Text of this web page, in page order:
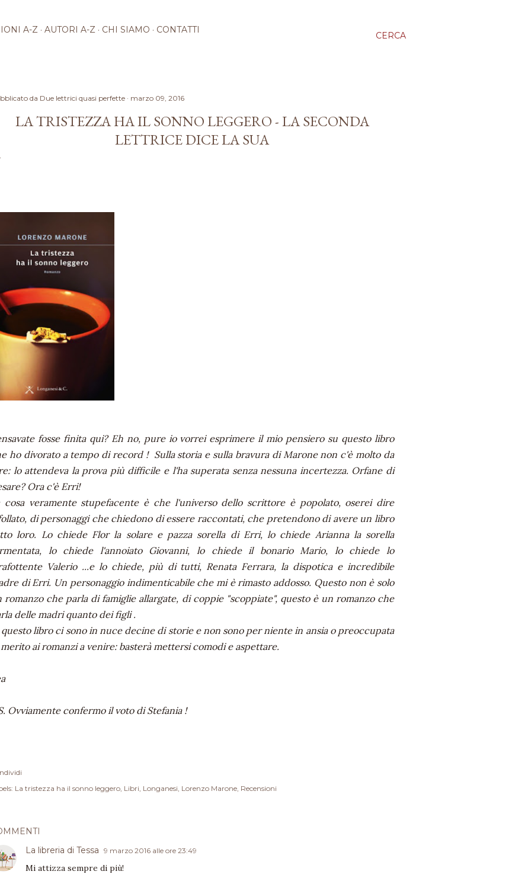
CERCA
A-Z AUTORI A-Z CHI SIAMO CONTATTI
da Due lettrici quasi perfette marzo 09, 2016
LA TRISTEZZA HA IL SONNO LEGGERO - LA SECONDA
LETTRICE DICE LA SUA
fosse finita qui? Eh no, pure io vorrei esprimere il mio pensiero su questo libro
ho divorato a tempo di record ! Sulla storia e sulla bravura di Marone non c'è molto da
lo attendeva la prova più difficile e l'ha superata senza nessuna incertezza. Orfane di
Ora c'è Erri!
cosa veramente stupefacente è che l'universo dello scrittore è popolato, oserei dire
di personaggi che chiedono di essere raccontati, che pretendono di avere un libro
loro. Lo chiede Flor la solare e pazza sorella di Erri, lo chiede Arianna la sorella
lo chiede l'annoiato Giovanni, lo chiede il bonario Mario, lo chiede lo
Valerio ...e lo chiede, più di tutti, Renata Ferrara, la dispotica e incredibile
di Erri. Un personaggio indimenticabile che mi è rimasto addosso. Questo non è solo
romanzo che parla di famiglie allargate, di coppie "scoppiate", questo è un romanzo che
delle madri quanto dei figli .
libro ci sono in nuce decine di storie e non sono per niente in ansia o preoccupata
ai romanzi a venire: basterà mettersi comodi e aspettare.
Ovviamente confermo il voto di Stefania !
La tristezza ha il sonno leggero Libri Longanesi Lorenzo Marone Recensioni
La libreria di Tessa 9 marzo 2016 alle ore 23:49
Mi attizza sempre di più!